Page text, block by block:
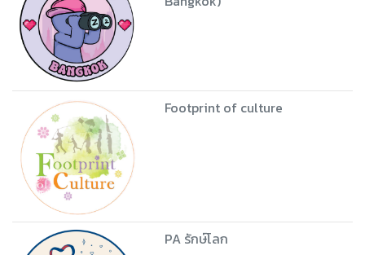
Footprint of culture
PA รักษ์โลก